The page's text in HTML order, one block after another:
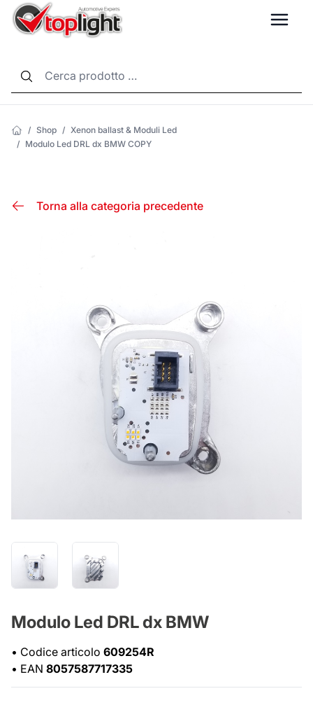
/ Shop / Xenon ballast & Moduli Led
/ Modulo Led DRL dx BMW COPY
Torna alla categoria precedente
Modulo Led DRL dx BMW
• Codice articolo 609254R
• EAN 8057587717335